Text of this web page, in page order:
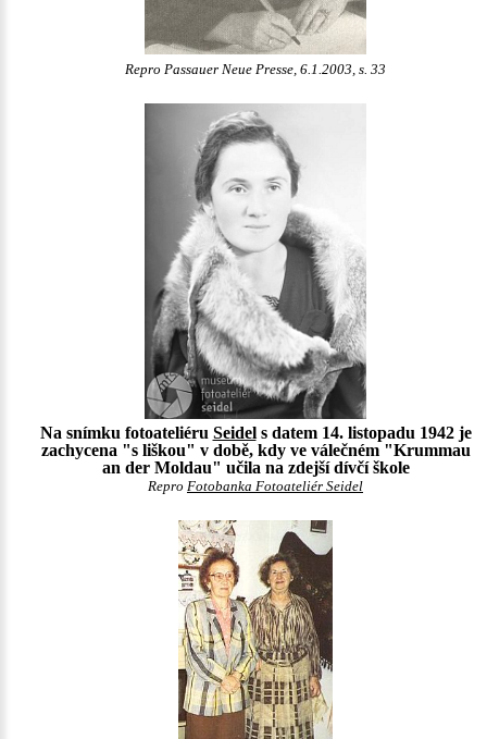
Repro Passauer Neue Presse, 6.1.2003, s. 33
Na snímku fotoateliéru Seidels datem 14. listopadu 1942 je
zachycena "s liškou" v době, kdy ve válečném "Krummau
an der Moldau" učila na zdejší dívčí škole
Repro Fotobanka Fotoateliér Seidel